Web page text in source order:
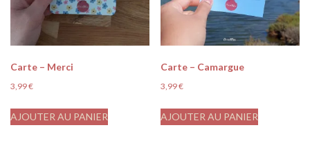
Carte – Merci
3,99€
AJOUTER AU PANIER
Carte – Camargue
3,99€
AJOUTER AU PANIER